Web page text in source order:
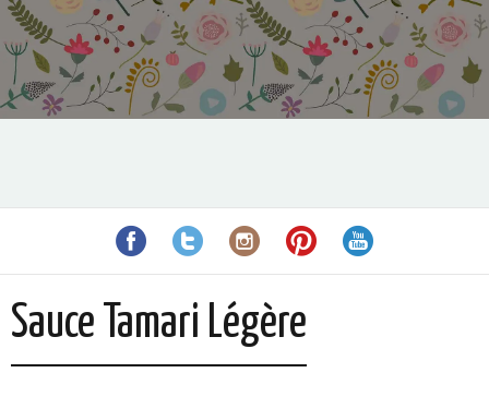
Sauce Tamari Légère